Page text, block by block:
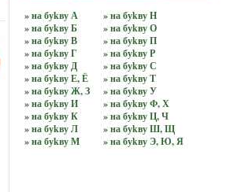
» на буkву А
» на буkву Б
» на буkву В
» на буkву Г
» на буkву Д
» на буkву Е, Ё
» на буkву Ж, З
» на буkву И
» на буkву К
» на буkву Л
» на буkву М
» на буkву Н
» на буkву О
» на буkву П
» на буkву Р
» на буkву С
» на буkву Т
» на буkву У
» на буkву Ф, Х
» на буkву Ц, Ч
» на буkву Ш, Щ
» на буkву Э, Ю, Я